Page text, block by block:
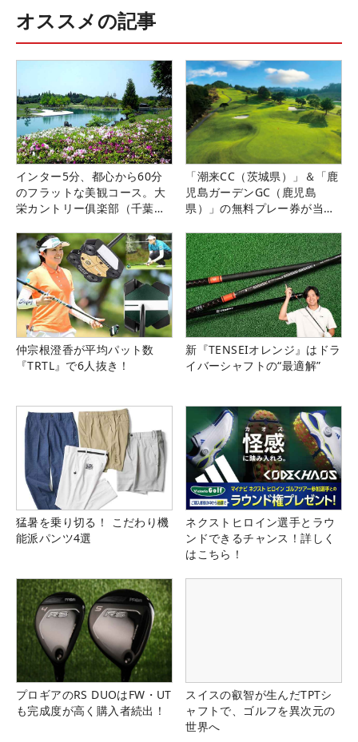
オススメの記事
インター5分、都心から60分
のフラットな美観コース。大
栄カントリー俱楽部（千葉
「潮来CC（茨城県）」＆「鹿
児島ガーデンGC（鹿児島
県）」の無料プレー券が当た
仲宗根澄香が平均パット数
『TRTL』で6人抜き！
新『TENSEIオレンジ』はドラ
イバーシャフトの“最適解”
猛暑を乗り切る！ こだわり機
能派パンツ4選
ネクストヒロイン選手とラウ
ンドできるチャンス！詳しく
はこちら！
プロギアのRS DUOはFW・UT
も完成度が高く購入者続出！
スイスの叡智が生んだTPTシ
ャフトで、ゴルフを異次元の
世界へ